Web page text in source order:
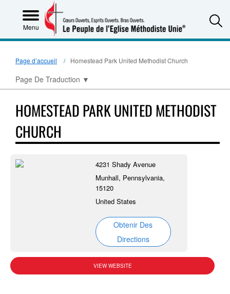
Menu
Page d’accueil Homestead Park United Methodist Church
Page De Traduction ▼
HOMESTEAD PARK UNITED METHODIST
CHURCH
4231 Shady Avenue
Munhall, Pennsylvania,
15120
United States
Obtenir Des
Directions
VIEW WEBSITE